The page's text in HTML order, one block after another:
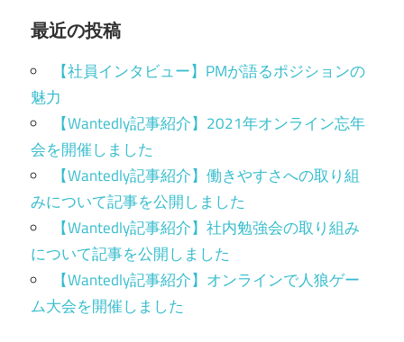
最近の投稿
【社員インタビュー】PMが語るポジションの
魅力
【Wantedly記事紹介】2021年オンライン忘年
会を開催しました
【Wantedly記事紹介】働きやすさへの取り組
みについて記事を公開しました
【Wantedly記事紹介】社内勉強会の取り組み
について記事を公開しました
【Wantedly記事紹介】オンラインで人狼ゲー
ム大会を開催しました